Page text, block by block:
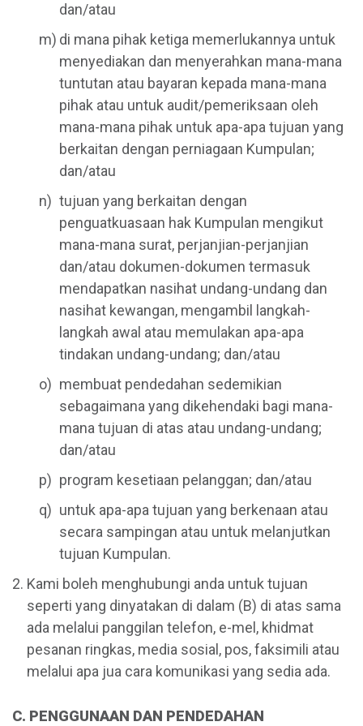
dan/atau
di mana pihak ketiga memerlukannya untuk
menyediakan dan menyerahkan mana-mana
tuntutan atau bayaran kepada mana-mana
pihak atau untuk audit/pemeriksaan oleh
mana-mana pihak untuk apa-apa tujuan yang
berkaitan dengan perniagaan Kumpulan;
dan/atau
tujuan yang berkaitan dengan
penguatkuasaan hak Kumpulan mengikut
mana-mana surat, perjanjian-perjanjian
dan/atau dokumen-dokumen termasuk
mendapatkan nasihat undang-undang dan
nasihat kewangan, mengambil langkah-
langkah awal atau memulakan apa-apa
tindakan undang-undang; dan/atau
membuat pendedahan sedemikian
sebagaimana yang dikehendaki bagi mana-
mana tujuan di atas atau undang-undang;
dan/atau
program kesetiaan pelanggan; dan/atau
untuk apa-apa tujuan yang berkenaan atau
secara sampingan atau untuk melanjutkan
tujuan Kumpulan.
Kami boleh menghubungi anda untuk tujuan
seperti yang dinyatakan di dalam (B) di atas sama
ada melalui panggilan telefon, e-mel, khidmat
pesanan ringkas, media sosial, pos, faksimili atau
melalui apa jua cara komunikasi yang sedia ada.
C. PENGGUNAAN DAN PENDEDAHAN